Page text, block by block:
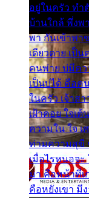
อยู่ในครัว ทำ
บ้านใกล้ พึ่งพ
พา กันเข้าพา
เดียวดาย เป็
คนพ่าย บ่มีคว
เป็นบ่ได้ คือค
ในครัว เจ้าสา
เฝ้าคอย ใจเ
ความใน ใจ เ
ท่ามความสุขี
เมื่อไรหนอจ
มา คือหน้าที่เ
คือหยังเขา มี